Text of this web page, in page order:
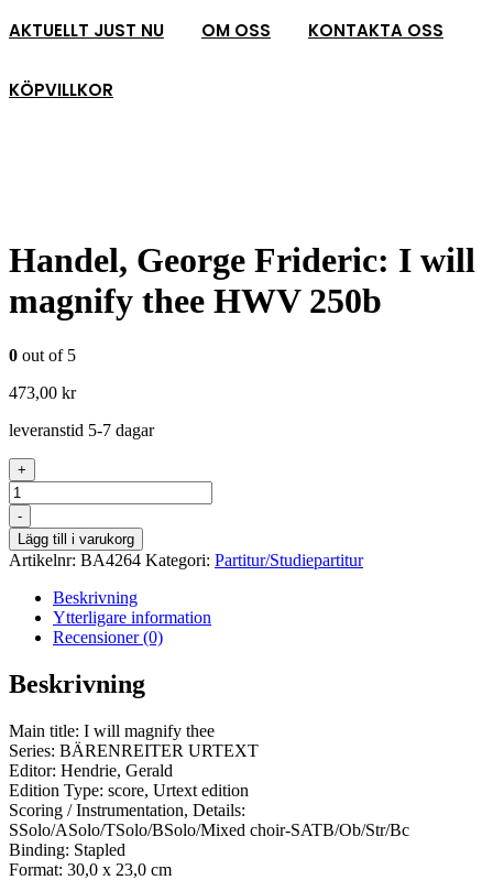
AKTUELLT JUST NU OM OSS KONTAKTA OSS
KÖPVILLKOR
Handel, George Frideric: I will
magnify thee HWV 250b
0 out of 5
473,00 kr
leveranstid 5-7 dagar
+
Antal
-
Lägg till i varukorg
Artikelnr: BA4264 Kategori: Partitur/Studiepartitur
Beskrivning
Ytterligare information
Recensioner (0)
Beskrivning
Main title: I will magnify thee
Series: BÄRENREITER URTEXT
Editor: Hendrie, Gerald
Edition Type: score, Urtext edition
Scoring / Instrumentation, Details:
SSolo/ASolo/TSolo/BSolo/Mixed choir-SATB/Ob/Str/Bc
Binding: Stapled
Format: 30,0 x 23,0 cm